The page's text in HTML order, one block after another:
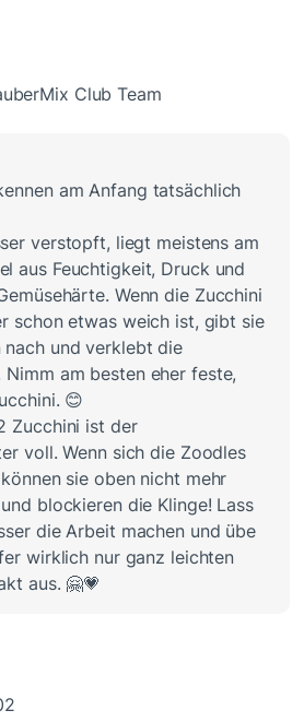
Club Team
am Anfang tatsächlich
verstopft, liegt meistens am
aus Feuchtigkeit, Druck und
Wenn die Zucchini
schon etwas weich ist, gibt sie
nach und verklebt die
Nimm am besten eher feste,
😊
Zucchini ist der
voll. Wenn sich die Zoodles
sie oben nicht mehr
blockieren die Klinge! Lass
die Arbeit machen und übe
wirklich nur ganz leichten
aus. 🤗💗